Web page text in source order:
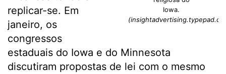
Iowa.
replicar-se. Em
janeiro, os
congressos
estaduais do Iowa e do Minnesota
discutiram propostas de lei com o mesmo